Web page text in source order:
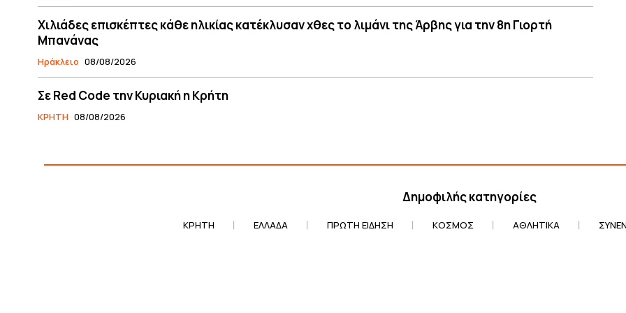
Χιλιάδες επισκέπτες κάθε ηλικίας κατέκλυσαν χθες το λιμάνι της Άρβης για την 8η Γιορτή
Μπανάνας
Ηράκλειο 08/08/2026
Σε Red Code την Κυριακή η Κρήτη
ΚΡΗΤΗ 08/08/2026
Δημοφιλής κατηγορίες
ΚΡΗΤΗ ΕΛΛΆΔΑ ΠΡΏΤΗ ΕΊΔΗΣΗ ΚΌΣΜΟΣ ΑΘΛΗΤΙΚΆ